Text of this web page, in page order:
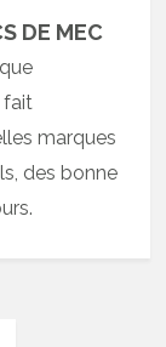
DE MEC
fait
marques
des bonne